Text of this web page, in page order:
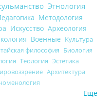
Этнология
Методология
Искусство Археология
Военные Культура
философия Биология
Теология Эстетика
Архитектура
Еще